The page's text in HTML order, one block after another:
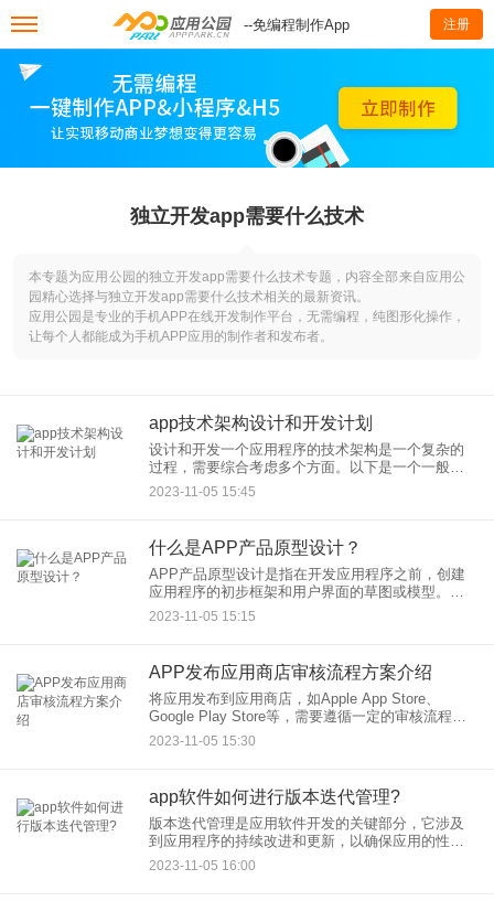
--免编程制作App 注册
独立开发app需要什么技术
本专题为应用公园的独立开发app需要什么技术专题，内容全部来自应用公
园精心选择与独立开发app需要什么技术相关的最新资讯。
应用公园是专业的手机APP在线开发制作平台，无需编程，纯图形化操作，
让每个人都能成为手机APP应用的制作者和发布者。
app技术架构设计和开发计划
设计和开发一个应用程序的技术架构是一个复杂的
过程，需要综合考虑多个方面。以下是一个一般性
的技术架构设计和开发计划的大纲： 1. 定义需求和
目标：
2023-11-05 15:45
什么是APP产品原型设计？
APP产品原型设计是指在开发应用程序之前，创建
应用程序的初步框架和用户界面的草图或模型。它
通常是应用程序开发过程中的第一步，目的是帮助
开发团队和利益相关者更好地理解和可视化应用程
2023-11-05 15:15
APP发布应用商店审核流程方案介绍
将应用发布到应用商店，如Apple App Store、
Google Play Store等，需要遵循一定的审核流程，
以确保应用的质量和安全性。以下是一般的应用商
店审核流程方案的介绍：
2023-11-05 15:30
app软件如何进行版本迭代管理?
版本迭代管理是应用软件开发的关键部分，它涉及
到应用程序的持续改进和更新，以确保应用的性
能、功能和用户体验得到不断提高。以下是一些关
于如何进行版本迭代管理的基本步骤和最佳实践：
2023-11-05 16:00